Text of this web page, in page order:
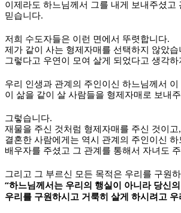
이제라도 하느님께서 그를 내게 보내주셨고
믿습니다.
저희 수도자들은 이런 면에서 뚜렷합니다.
제가 같이 사는 형제자매를 선택하지 않았습
그렇다고 우연이 모여 살게 되었다고 생각
우리 인생과 관계의 주인이신 하느님께서
이 삶을 같이 살 사람들을 형제자매로 보내
그렇습니다.
재물을 주신 것처럼 형제자매를 주신 것이고,
결혼한 사람에게는 역시 관계의 주인이신 하
배우자를 주셨고 그 관계를 통해서 자녀도
그리고 그 부르신 모든 목적은 우리를 구원
“하느님께서는 우리의 행실이 아니라 당신
우리를 구원하시고 거룩히 살게 하시려고